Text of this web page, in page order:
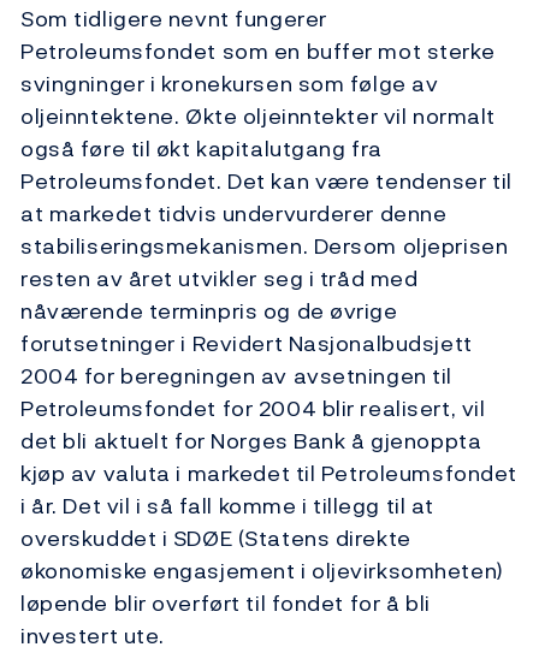
Som tidligere nevnt fungerer
Petroleumsfondet som en buffer mot sterke
svingninger i kronekursen som følge av
oljeinntektene. Økte oljeinntekter vil normalt
også føre til økt kapitalutgang fra
Petroleumsfondet. Det kan være tendenser til
at markedet tidvis undervurderer denne
stabiliseringsmekanismen. Dersom oljeprisen
resten av året utvikler seg i tråd med
nåværende terminpris og de øvrige
forutsetninger i Revidert Nasjonalbudsjett
2004 for beregningen av avsetningen til
Petroleumsfondet for 2004 blir realisert, vil
det bli aktuelt for Norges Bank å gjenoppta
kjøp av valuta i markedet til Petroleumsfondet
i år. Det vil i så fall komme i tillegg til at
overskuddet i SDØE (Statens direkte
økonomiske engasjement i oljevirksomheten)
løpende blir overført til fondet for å bli
investert ute.